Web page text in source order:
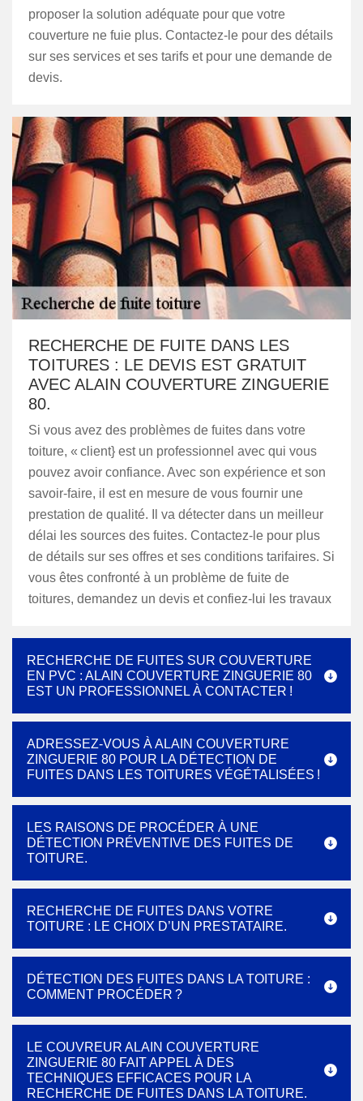
proposer la solution adéquate pour que votre
couverture ne fuie plus. Contactez-le pour des détails
sur ses services et ses tarifs et pour une demande de
devis.
RECHERCHE DE FUITE DANS LES
TOITURES : LE DEVIS EST GRATUIT
AVEC ALAIN COUVERTURE ZINGUERIE
80.
Si vous avez des problèmes de fuites dans votre
toiture, « client} est un professionnel avec qui vous
pouvez avoir confiance. Avec son expérience et son
savoir-faire, il est en mesure de vous fournir une
prestation de qualité. Il va détecter dans un meilleur
délai les sources des fuites. Contactez-le pour plus
de détails sur ses offres et ses conditions tarifaires. Si
vous êtes confronté à un problème de fuite de
toitures, demandez un devis et confiez-lui les travaux
RECHERCHE DE FUITES SUR COUVERTURE
EN PVC : ALAIN COUVERTURE ZINGUERIE 80
EST UN PROFESSIONNEL À CONTACTER !
ADRESSEZ-VOUS À ALAIN COUVERTURE
ZINGUERIE 80 POUR LA DÉTECTION DE
FUITES DANS LES TOITURES VÉGÉTALISÉES !
LES RAISONS DE PROCÉDER À UNE
DÉTECTION PRÉVENTIVE DES FUITES DE
TOITURE.
RECHERCHE DE FUITES DANS VOTRE
TOITURE : LE CHOIX D’UN PRESTATAIRE.
DÉTECTION DES FUITES DANS LA TOITURE :
COMMENT PROCÉDER ?
LE COUVREUR ALAIN COUVERTURE
ZINGUERIE 80 FAIT APPEL À DES
TECHNIQUES EFFICACES POUR LA
RECHERCHE DE FUITES DANS LA TOITURE.